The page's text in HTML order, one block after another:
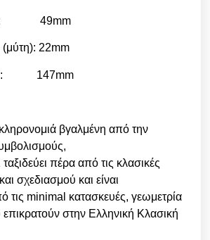
49mm
22mm
147mm
βγαλμένη από την
ταξιδεύει πέρα από τις κλασικές
σχεδιασμού και είναι
τις minimal κατασκευές, γεωμετρία
επικρατούν στην Ελληνική Κλασική